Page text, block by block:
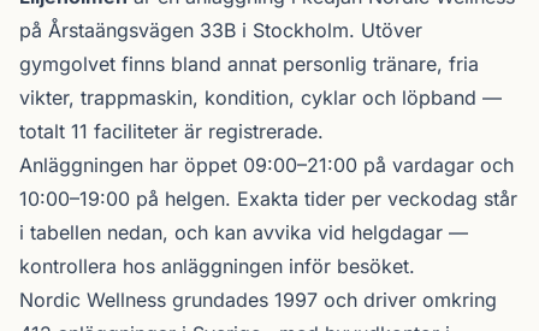
på Årstaängsvägen 33B i Stockholm. Utöver
gymgolvet finns bland annat personlig tränare, fria
vikter, trappmaskin, kondition, cyklar och löpband —
totalt 11 faciliteter är registrerade.
Anläggningen har öppet 09:00–21:00 på vardagar och
10:00–19:00 på helgen. Exakta tider per veckodag står
i tabellen nedan, och kan avvika vid helgdagar —
kontrollera hos anläggningen inför besöket.
Nordic Wellness grundades 1997 och driver omkring